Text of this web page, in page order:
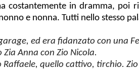
costantemente in dramma, poi
e nonna. Tutti nello stesso
ed era fidanzato con una
Anna con Zio Nicola.
Raffaele, quello cattivo, tirchio.